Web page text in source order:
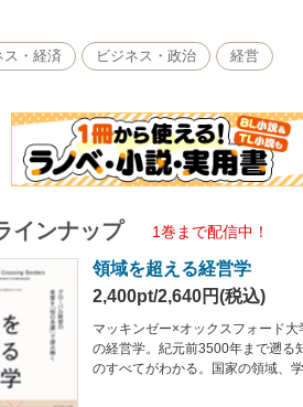
ス・経済 ビジネス・政治 経営
インナップ 1巻まで配信中！
領域を超える経営学
2,400pt/2,640円(税込)
マッキンゼー×オックスフォード
の経営学。紀元前3500年まで遡る
のすべてがわかる。国家の領域、